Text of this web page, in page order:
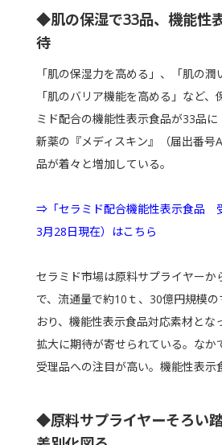
◆肌の保湿で33品、機能性
待
「肌の保湿力を高める」、「肌の潤
「肌のバリア機能を高める」など
ミド配合の機能性表示食品が33品
新薬の『メディスキン』（届出番号
品が着々と増加している。
⇒「セラミド配合機能性表示食品
3月28日現在）はこちら
セラミド市場は原料サプライヤーか
で、流通量で約10ｔ、30億円規模
おり、機能性表示食品対応素材とな
拡大に期待が寄せられている。なか
受理品への注目が高い。機能性表
◆原料サプライヤーそろい